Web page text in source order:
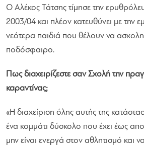
Ο Αλέκος Τάτσης τίμησε την
2003/04 και πλέον κατευθύνει με την
νεότερα παιδιά που θέλουν να
ποδόσφαιρο.
Πως διαχειρίζεστε σαν Σχολή την
καραντίνας;
«Η διαχείριση όλης αυτής της
ένα κομμάτι δύσκολο που έχει έως
μην είναι ενεργά στον αθλητισμό και